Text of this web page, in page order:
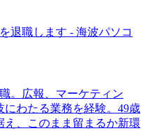
退職します - 海波パソコ
。広報、マーケティン
わたる業務を経験。49歳
え、このまま留まるか新環